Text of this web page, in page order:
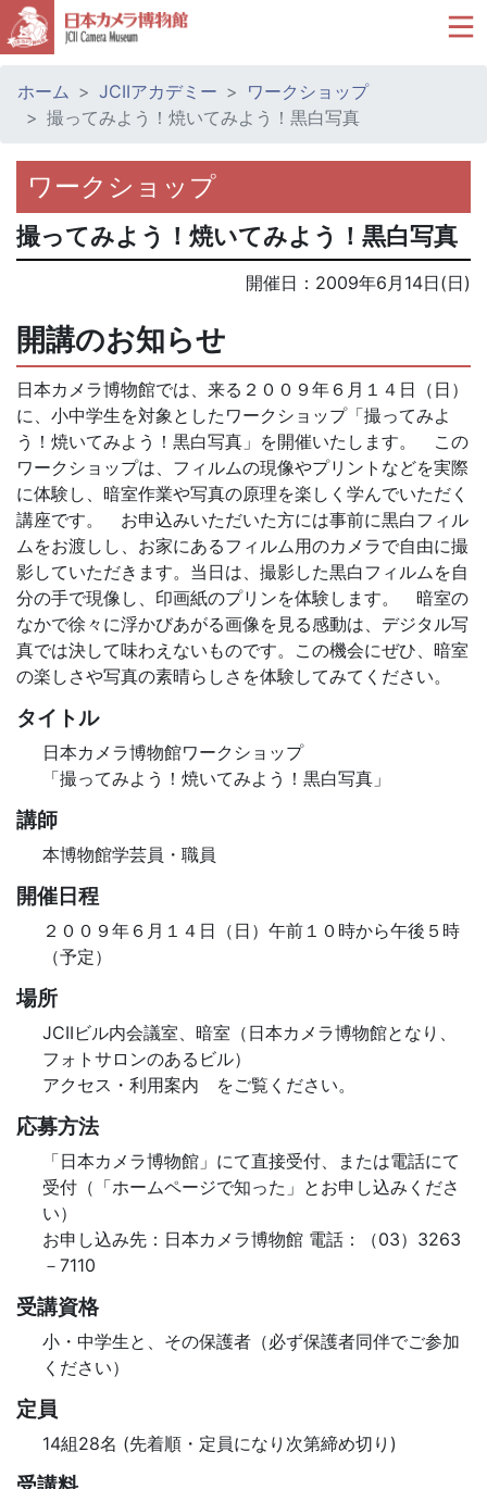
ホーム JCIIアカデミー
ワークショップ
撮ってみよう！焼いてみよう！黒白写真
ワークショップ
撮ってみよう！焼いてみよう！黒白写真
開催日： 2009年6月14日(日)
開講のお知らせ
日本カメラ博物館では、来る２００９年６月１４日（日）
に、小中学生を対象としたワークショップ「撮ってみよ
う！焼いてみよう！黒白写真」を開催いたします。 この
ワークショップは、フィルムの現像やプリントなどを実際
に体験し、暗室作業や写真の原理を楽しく学んでいただく
講座です。 お申込みいただいた方には事前に黒白フィル
ムをお渡しし、お家にあるフィルム用のカメラで自由に撮
影していただきます。当日は、撮影した黒白フィルムを自
分の手で現像し、印画紙のプリンを体験します。 暗室の
なかで徐々に浮かびあがる画像を見る感動は、デジタル写
真では決して味わえないものです。この機会にぜひ、暗室
の楽しさや写真の素晴らしさを体験してみてください。
タイトル
日本カメラ博物館ワークショップ
「撮ってみよう！焼いてみよう！黒白写真」
講師
本博物館学芸員・職員
開催日程
２００９年６月１４日（日）午前１０時から午後５時
（予定）
場所
JCIIビル内会議室、暗室（日本カメラ博物館となり、
フォトサロンのあるビル）
アクセス・利用案内 をご覧ください。
応募方法
「日本カメラ博物館」にて直接受付、または電話にて
受付（「ホームページで知った」とお申し込みくださ
い）
お申し込み先：日本カメラ博物館 電話：（03）3263
－7110
受講資格
小・中学生と、その保護者（必ず保護者同伴でご参加
ください）
定員
14組28名 (先着順・定員になり次第締め切り)